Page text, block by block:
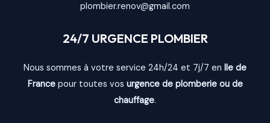
plombier.renov@gmail.com
24/7 URGENCE PLOMBIER
Nous sommes à votre service 24h/24 et 7j/7 en Ile de
Francepour toutes vos urgence de plomberie ou de
chauffage.